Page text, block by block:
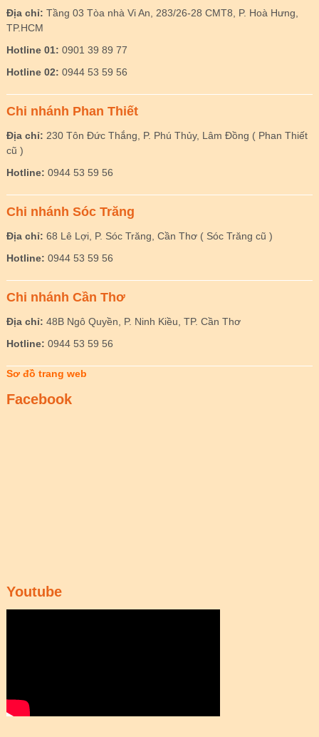
Địa chỉ: Tầng 03 Tòa nhà Vi An, 283/26-28 CMT8, P. Hoà Hưng,
TP.HCM
Hotline 01: 0901 39 89 77
Hotline 02: 0944 53 59 56
Chi nhánh Phan Thiết
Địa chỉ: 230 Tôn Đức Thắng, P. Phú Thủy, Lâm Đồng ( Phan Thiết
cũ )
Hotline: 0944 53 59 56
Chi nhánh Sóc Trăng
Địa chỉ: 68 Lê Lợi, P. Sóc Trăng, Cần Thơ ( Sóc Trăng cũ )
Hotline: 0944 53 59 56
Chi nhánh Cần Thơ
Địa chỉ: 48B Ngô Quyền, P. Ninh Kiều, TP. Cần Thơ
Hotline: 0944 53 59 56
Sơ đồ trang web
Facebook
Youtube